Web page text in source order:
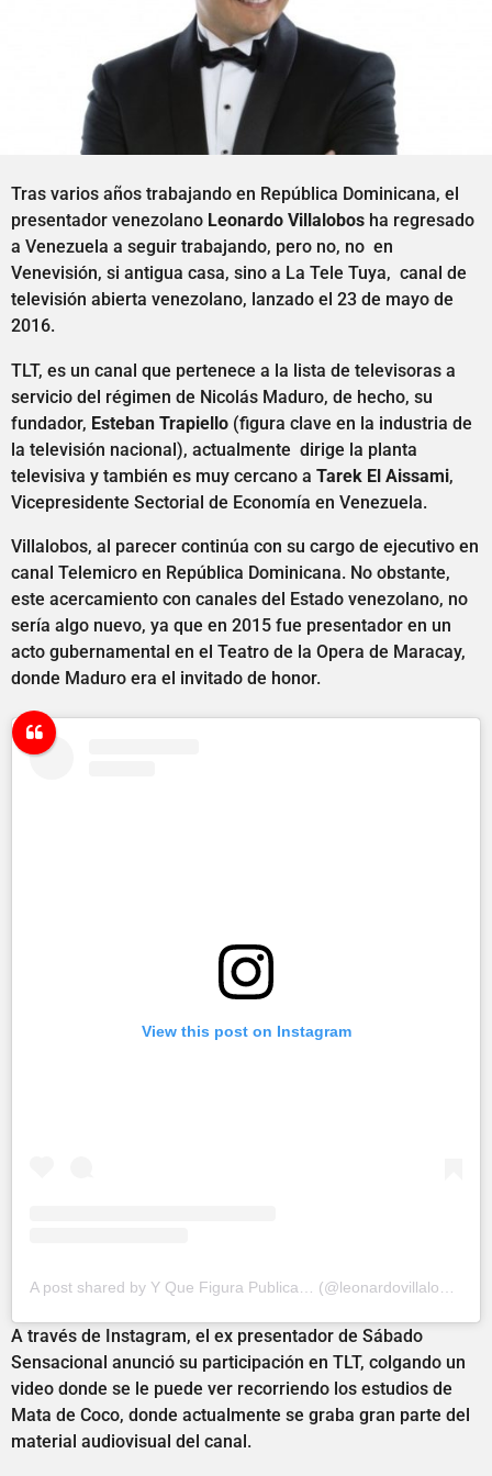
Tras varios años trabajando en República Dominicana, el
presentador venezolano Leonardo Villalobos ha regresado
a Venezuela a seguir trabajando, pero no, no en
Venevisión, si antigua casa, sino a La Tele Tuya, canal de
televisión abierta venezolano, lanzado el 23 de mayo de
2016.
TLT, es un canal que pertenece a la lista de televisoras a
servicio del régimen de Nicolás Maduro, de hecho, su
fundador, Esteban Trapiello (figura clave en la industria de
la televisión nacional), actualmente dirige la planta
televisiva y también es muy cercano a Tarek El Aissami,
Vicepresidente Sectorial de Economía en Venezuela.
Villalobos, al parecer continúa con su cargo de ejecutivo en
canal Telemicro en República Dominicana. No obstante,
este acercamiento con canales del Estado venezolano, no
sería algo nuevo, ya que en 2015 fue presentador en un
acto gubernamental en el Teatro de la Opera de Maracay,
donde Maduro era el invitado de honor.
View this post on Instagram
A través de Instagram, el ex presentador de Sábado
Sensacional anunció su participación en TLT, colgando un
video donde se le puede ver recorriendo los estudios de
Mata de Coco, donde actualmente se graba gran parte del
material audiovisual del canal.